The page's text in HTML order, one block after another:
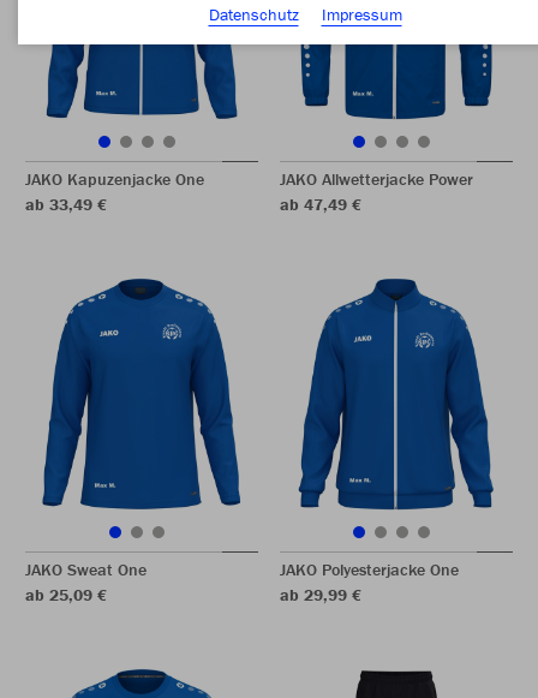
JAKO Kapuzenjacke One
ab 33,49 €
JAKO Allwetterjacke Power
ab 47,49 €
JAKO Sweat One
ab 25,09 €
JAKO Polyesterjacke One
ab 29,99 €
Datenschutz
Impressum